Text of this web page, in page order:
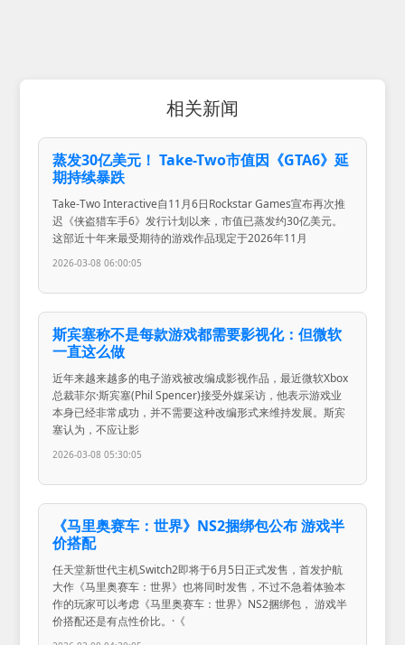
相关新闻
蒸发30亿美元！ Take-Two市值因《GTA6》延
期持续暴跌
Take-Two Interactive自11月6日Rockstar Games宣布再次推
迟《侠盗猎车手6》发行计划以来，市值已蒸发约30亿美元。
这部近十年来最受期待的游戏作品现定于2026年11月
2026-03-08 06:00:05
斯宾塞称不是每款游戏都需要影视化：但微软
一直这么做
近年来越来越多的电子游戏被改编成影视作品，最近微软Xbox
总裁菲尔·斯宾塞(Phil Spencer)接受外媒采访，他表示游戏业
本身已经非常成功，并不需要这种改编形式来维持发展。斯宾
塞认为，不应让影
2026-03-08 05:30:05
《马里奥赛车：世界》NS2捆绑包公布 游戏半
价搭配
任天堂新世代主机Switch2即将于6月5日正式发售，首发护航
大作《马里奥赛车：世界》也将同时发售，不过不急着体验本
作的玩家可以考虑《马里奥赛车：世界》NS2捆绑包， 游戏半
价搭配还是有点性价比。·《